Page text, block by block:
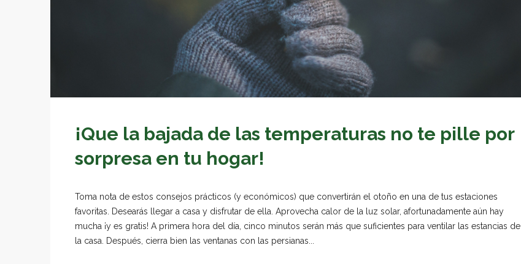
¡Que la bajada de las temperaturas no te pille por
sorpresa en tu hogar!
Toma nota de estos consejos prácticos (y económicos) que convertirán el otoño en una de tus estaciones
favoritas. Desearás llegar a casa y disfrutar de ella. Aprovecha calor de la luz solar, afortunadamente aún hay
mucha ¡y es gratis! A primera hora del día, cinco minutos serán más que suficientes para ventilar las estancias de
la casa. Después, cierra bien las ventanas con las persianas...